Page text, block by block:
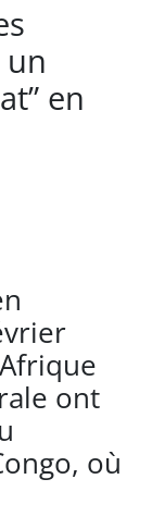
en
ont
où